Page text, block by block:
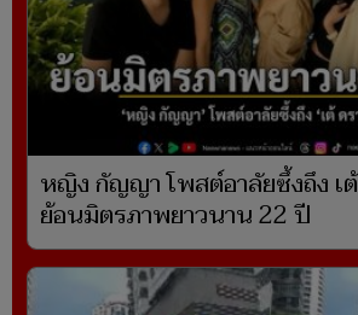
หญิง กัญญา โพสต์อาลัยซึ้งถึง เ
ย้อนมิตรภาพยาวนาน 22 ปี